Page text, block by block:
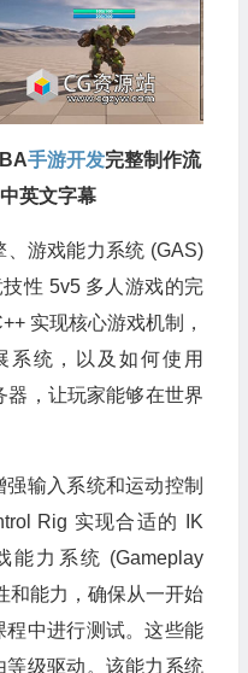
手游开发完整制作流
英文字幕
游戏能力系统 (GAS)
性 5v5 多人游戏的完
实现核心游戏机制，
系统，以及如何使用
器，让玩家能够在世界
输入系统和运动控制
Rig 实现合适的 IK
能力系统 (Gameplay
和能力，确保从一开始
程中进行测试。这些能
等级驱动。该能力系统